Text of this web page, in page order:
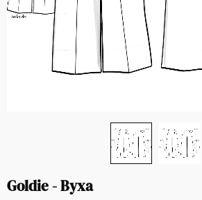
Goldie - Byxa